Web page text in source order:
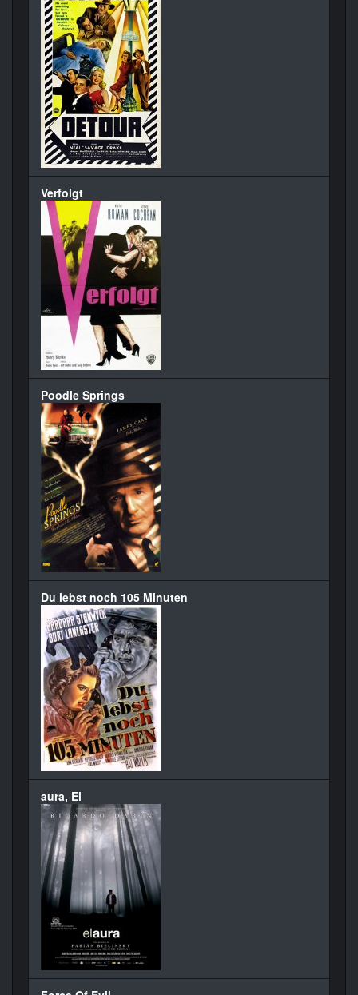
Verfolgt
Poodle Springs
Du lebst noch 105 Minuten
aura, El